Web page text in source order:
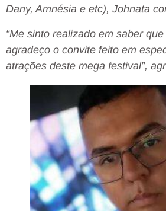
Dany, Amnésia e etc), Johnata
“Me sinto realizado em saber
agradeço o convite feito em
atrações deste mega festival”,